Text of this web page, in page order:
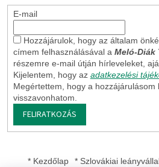
E-mail
Hozzájárulok, hogy az általam
címem felhasználásával a Meló-Diák
részemre e-mail útján hírleveleket,
Kijelentem, hogy az adatkezelési
Megértettem, hogy a hozzájárulásom
visszavonhatom.
FELIRATKOZÁS
* Kezdőlap * Szlovákiai